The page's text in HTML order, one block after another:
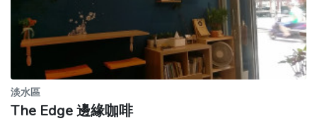
淡水區
The Edge 邊緣咖啡